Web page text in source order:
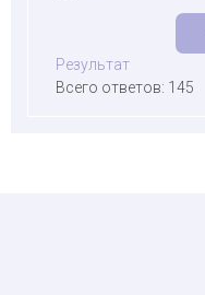
Результат
Всего ответов: 145